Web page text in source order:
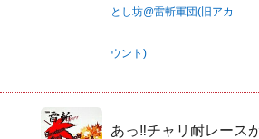
とし坊@雷斬軍団(旧アカ
ウント)
あっ‼チャリ耐レース